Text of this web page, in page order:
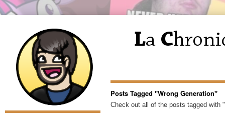
Posts Tagged "Wrong Generation"
Check out all of the posts tagged with